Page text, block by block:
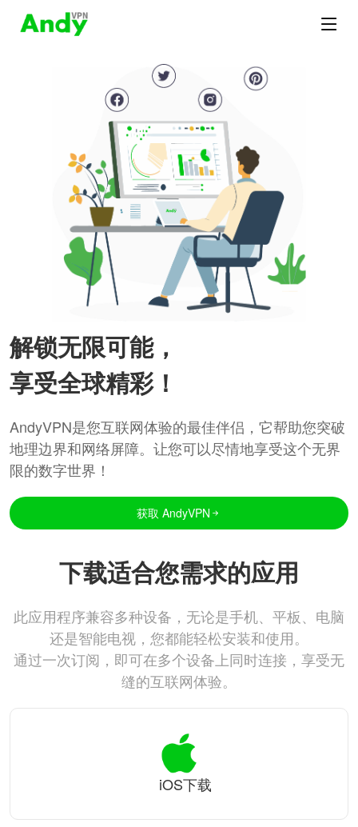
解锁无限可能，
享受全球精彩！
AndyVPN是您互联网体验的最佳伴侣，它帮助您突破
地理边界和网络屏障。让您可以尽情地享受这个无界
限的数字世界！
获取 AndyVPN
下载适合您需求的应用
此应用程序兼容多种设备，无论是手机、平板、电脑
还是智能电视，您都能轻松安装和使用。
通过一次订阅，即可在多个设备上同时连接，享受无
缝的互联网体验。
iOS下载